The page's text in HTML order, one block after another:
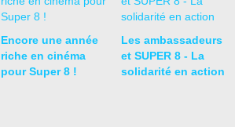
Encore une année
riche en cinéma
pour Super 8 !
Les ambassadeurs
et SUPER 8 - La
solidarité en action